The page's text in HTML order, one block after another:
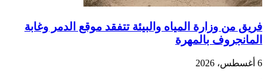
فريق من وزارة المياه والبيئة تتفقد موقع الدمر وغابة
المانجروف بالمهرة
6 أغسطس، 2026